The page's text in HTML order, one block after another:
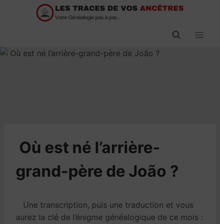
​Où est né l’arrière-
grand-père de João ?
Une transcription, puis une traduction et vous
aurez la clé de l’énigme généalogique de ce mois :